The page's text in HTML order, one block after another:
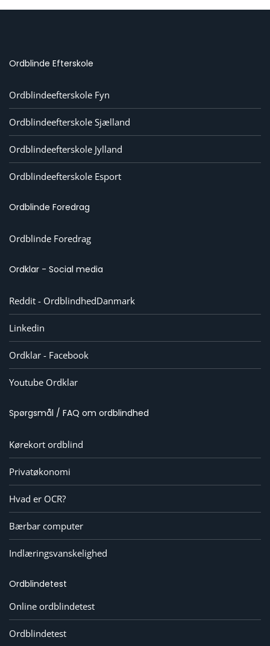
Ordblinde Efterskole
Ordblindeefterskole Fyn
Ordblindeefterskole Sjælland
Ordblindeefterskole Jylland
Ordblindeefterskole Esport
Ordblinde Foredrag
Ordblinde Foredrag
Ordklar - Social media
Reddit - OrdblindhedDanmark
Linkedin
Ordklar - Facebook
Youtube Ordklar
Spørgsmål / FAQ om ordblindhed
Kørekort ordblind
Privatøkonomi
Hvad er OCR?
Bærbar computer
Indlæringsvanskelighed
Ordblindetest
Online ordblindetest
Ordblindetest